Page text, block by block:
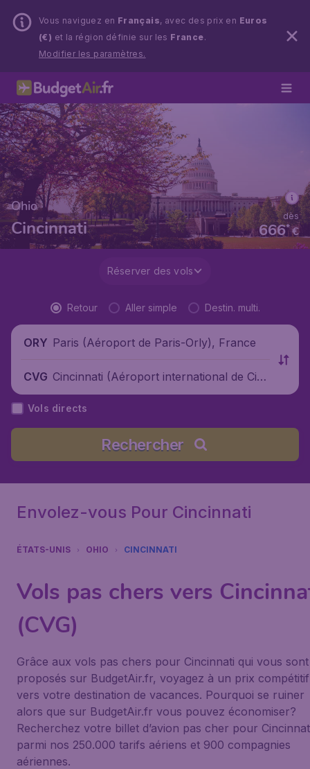
Vous naviguez en Français, avec des prix en Euros
(€) et la région définie sur les France.
Modifier les paramètres.
Ohio
Cincinnati €
666*
dès
Réserver des vols
Retour Aller simple Destin. multi.
ORY Paris (Aéroport de Paris-Orly), France
CVG Cincinnati (Aéroport international de Cinc
innati), États-Unis
Vols directs
Rechercher
Envolez-vous Pour Cincinnati
ÉTATS-UNIS OHIO CINCINNATI
Vols pas chers vers
(CVG)
Grâce aux vols pas chers pour Cincinnati qui vous sont
proposés sur BudgetAir.fr, voyagez à un prix compétitif
vers votre destination de vacances. Pourquoi se ruiner
alors que sur BudgetAir.fr vous pouvez économiser?
Recherchez votre billet d’avion pas cher pour
parmi nos 250.000 tarifs aériens et 900 compagnies
aériennes.